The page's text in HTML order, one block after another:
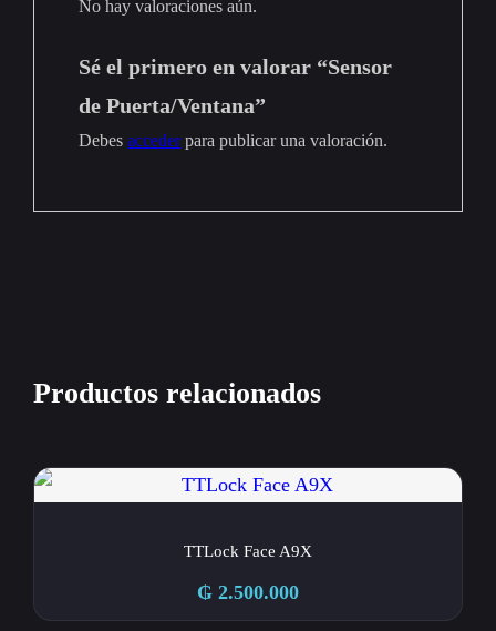
No hay valoraciones aún.
Sé el primero en valorar “Sensor
de Puerta/Ventana”
Debesaccederpara publicar una valoración.
Productos relacionados
TTLock Face A9X
₲ 2.500.000